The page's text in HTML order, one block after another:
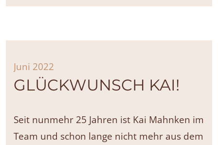
Juni 2022
GLÜCKWUNSCH KAI!
Seit nunmehr 25 Jahren ist Kai Mahnken im
Team und schon lange nicht mehr aus dem